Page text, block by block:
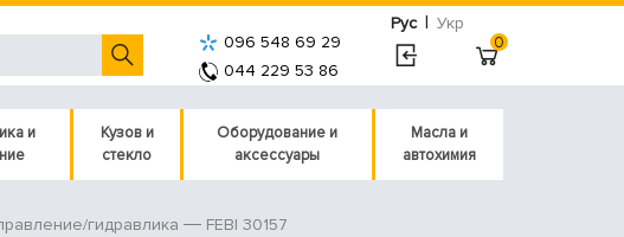
Рус | Укр
096 548 69 29
044 229 53 86
0
и
Кузов и
стекло
Оборудование и
аксессуары
Масла и
автохимия
гидравлика FEBI 30157